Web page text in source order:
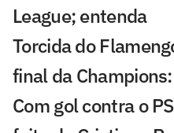
League; entenda
Torcida do
final da
Com gol contra o